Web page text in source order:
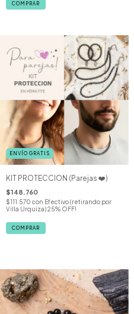
ENVÍO GRATIS
KIT PROTECCION (Parejas ❤️)
$148.760
$111.570 con Efectivo (retirando por
Villa Urquiza) 25% OFF!
COMPRAR